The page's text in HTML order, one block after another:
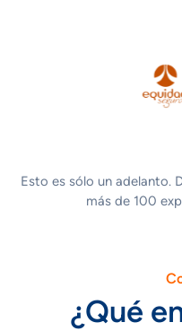
Esto es sólo un adelanto.
más de 100
¿Qué